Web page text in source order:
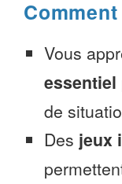
Vous
essentiel
de
Des jeux